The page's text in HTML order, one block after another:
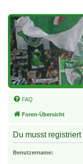
FAQ
Foren-Übersicht
Du musst
Benutzername: